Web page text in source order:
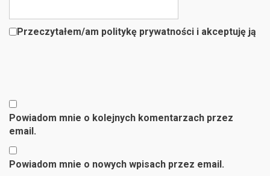
Przeczytałem/am politykę prywatności i akceptuję ją
Powiadom mnie o kolejnych komentarzach przez
email.
Powiadom mnie o nowych wpisach przez email.